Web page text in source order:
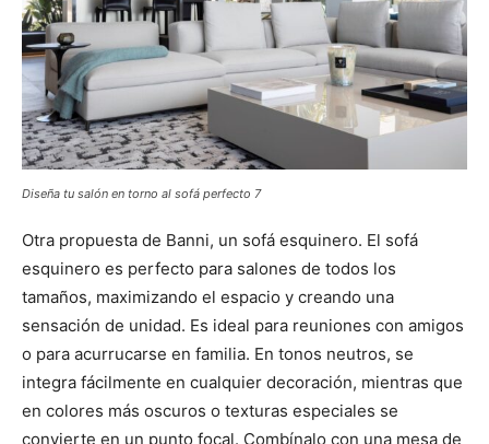
Diseña tu salón en torno al sofá perfecto 7
Otra propuesta de Banni, un sofá esquinero. El sofá
esquinero es perfecto para salones de todos los
tamaños, maximizando el espacio y creando una
sensación de unidad. Es ideal para reuniones con amigos
o para acurrucarse en familia. En tonos neutros, se
integra fácilmente en cualquier decoración, mientras que
en colores más oscuros o texturas especiales se
convierte en un punto focal. Combínalo con una mesa de